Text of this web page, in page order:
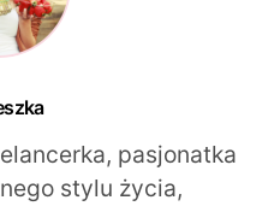
pasjonatka
stylu życia,